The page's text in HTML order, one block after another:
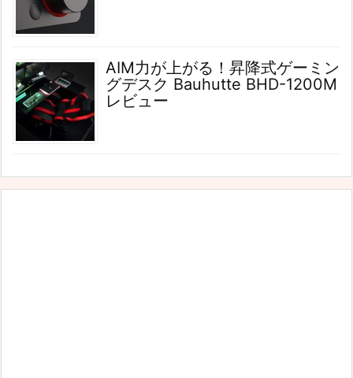
AIM力が上がる！昇降式ゲーミン
グデスク Bauhutte BHD-1200M
レビュー